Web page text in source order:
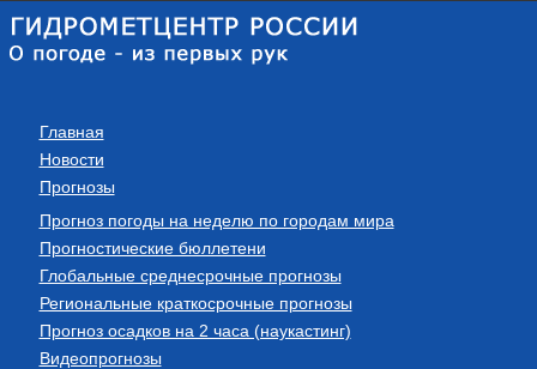
Главная
Новости
Прогнозы
Прогноз погоды на неделю по городам мира
Прогностические бюллетени
Глобальные среднесрочные прогнозы
Региональные краткосрочные прогнозы
Прогноз осадков на 2 часа (наукастинг)
Видеопрогнозы